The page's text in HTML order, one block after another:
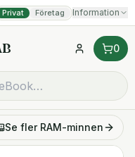
Privat Företag Information
0
Se fler RAM-minnen